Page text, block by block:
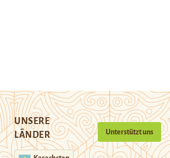
UNSERE
LÄNDER
Unterstützt uns